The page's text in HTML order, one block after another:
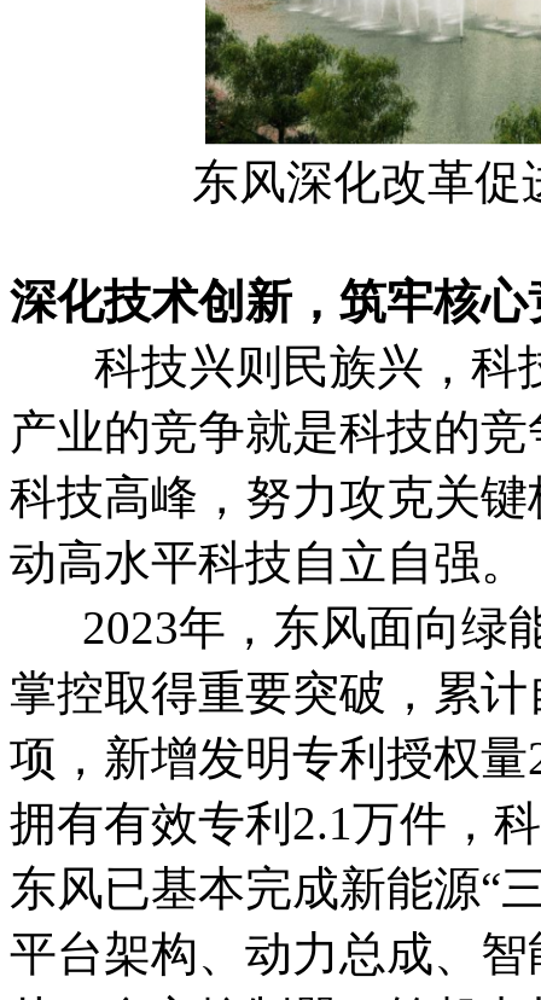
东风深化改革促
深化技术创新，筑牢核心
科技兴则民族兴，科
产业的竞争就是科技的
科技高峰，努力攻克关
动高水平科技自立自强。
2023年，东风面向绿
掌控取得重要突破，累
项，新增发明专利授权
拥有有效专利2.1万件，
东风已基本完成新能源“
平台架构、动力总成、